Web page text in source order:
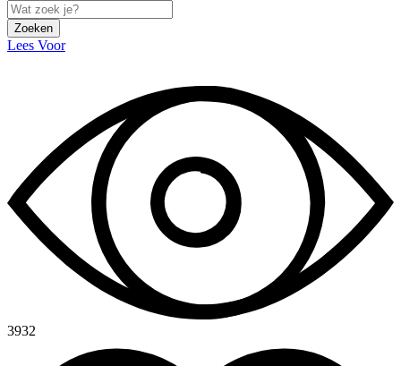
Zoeken
Lees Voor
3932